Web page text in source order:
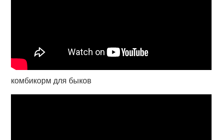
комбикорм для быков